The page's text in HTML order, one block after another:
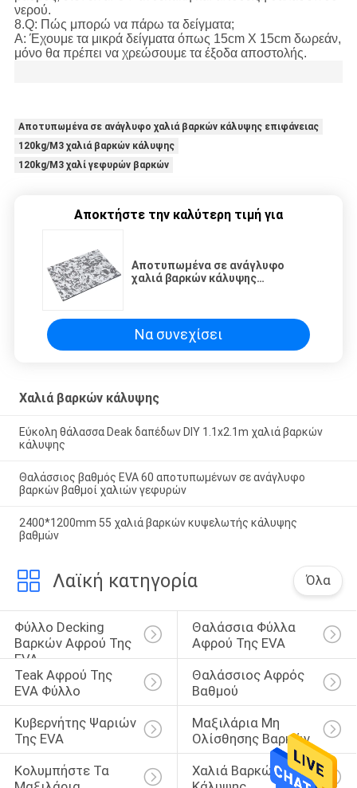
νερού.
8.Q: Πώς μπορώ να πάρω τα δείγματα;
Α: Έχουμε τα μικρά δείγματα όπως 15cm X 15cm δωρεάν,
μόνο θα πρέπει να χρεώσουμε τα έξοδα αποστολής.
Αποτυπωμένα σε ανάγλυφο χαλιά βαρκών κάλυψης επιφάνειας
120kg/M3 χαλιά βαρκών κάλυψης
120kg/M3 χαλί γεφυρών βαρκών
Αποκτήστε την καλύτερη τιμή για
Αποτυπωμένα σε ανάγλυφο
χαλιά βαρκών κάλυψης
Να συνεχίσει
Χαλιά βαρκών κάλυψης
Εύκολη θάλασσα Deak δαπέδων DIY 1.1x2.1m χαλιά βαρκών
κάλυψης
Θαλάσσιος βαθμός EVA 60 αποτυπωμένων σε ανάγλυφο
βαρκών βαθμοί χαλιών γεφυρών
2400*1200mm 55 χαλιά βαρκών κυψελωτής κάλυψης
βαθμών
Λαϊκή κατηγορία Όλα
Φύλλο Decking
Βαρκών Αφρού Της
EVA
Θαλάσσια Φύλλα
Αφρού Της EVA
Teak Αφρού Της
EVA Φύλλο
Θαλάσσιος Αφρός
Βαθμού
Κυβερνήτης Ψαριών
Της EVA
Μαξιλάρια Μη
Ολίσθησης Βαρκών
Κολυμπήστε Τα
Χαλιά Βαρκών